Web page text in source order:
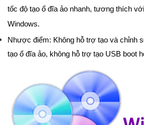
tốc độ tạo ổ đĩa ảo nhanh, tương thích
Windows.
Nhược điểm: Không hỗ trợ tạo và chỉnh
tạo ổ đĩa ảo, không hỗ trợ tạo USB boot